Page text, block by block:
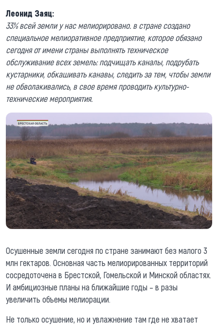
Леонид Заяц:
33% всей земли у нас мелиорировано. в стране создано
специальное мелиоративное предприятие, которое обязано
сегодня от имени страны выполнять техническое
обслуживание всех земель: подчищать каналы, подрубать
кустарники, обкашивать канавы, следить за тем, чтобы земли
не обволакивались, в свое время проводить культурно-
технические мероприятия.
Осушенные земли сегодня по стране занимают без малого 3
млн гектаров. Основная часть мелиорированных территорий
сосредоточена в Брестской, Гомельской и Минской областях.
И амбициозные планы на ближайшие годы – в разы
увеличить объемы мелиорации.
Не только осушение, но и увлажнение там где не хватает